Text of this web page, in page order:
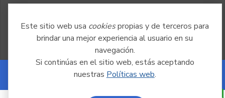
Este sitio web usa cookiespropias y de terceros para
brindar una mejor experiencia al usuario en su
navegación.
Si continúas en el sitio web, estás aceptando
nuestras Políticas web.
Powered by Nexura